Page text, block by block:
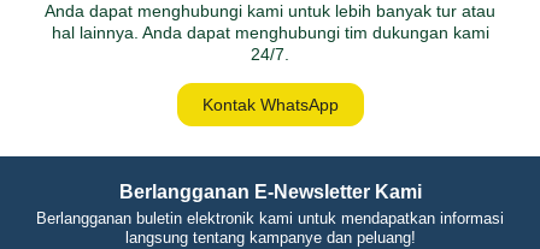
Anda dapat menghubungi kami untuk lebih banyak tur atau
hal lainnya. Anda dapat menghubungi tim dukungan kami
24/7.
Kontak WhatsApp
Berlangganan E-Newsletter Kami
Berlangganan buletin elektronik kami untuk mendapatkan informasi
langsung tentang kampanye dan peluang!